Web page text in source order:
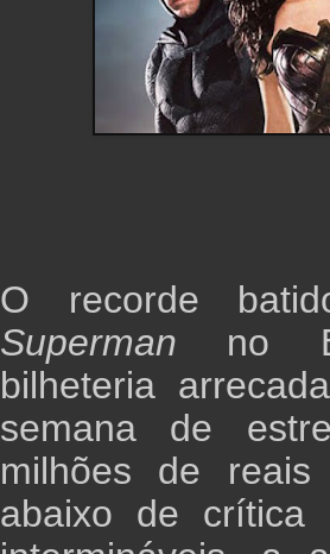
O recorde
Superman no
bilheteria
semana de
milhões de
abaixo de